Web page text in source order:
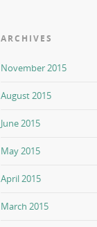
ARCHIVES
November 2015
August 2015
June 2015
May 2015
April 2015
March 2015